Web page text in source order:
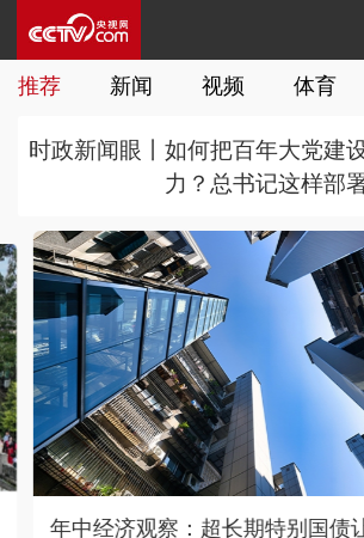
推荐 新闻 视频 体育
时政新闻眼丨如何把百年大党建
力？总书记这样部
民生 活力中国调研行｜